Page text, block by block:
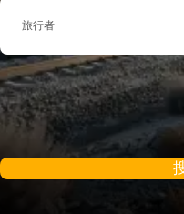
旅行者